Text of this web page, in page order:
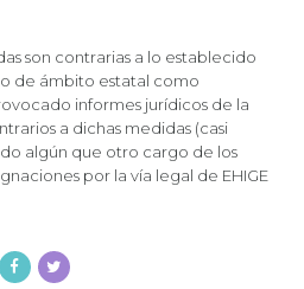
son contrarias a lo establecido
de ámbito estatal como
informes jurídicos de la
a dichas medidas (casi
algún que otro cargo de los
por la vía legal de EHIGE